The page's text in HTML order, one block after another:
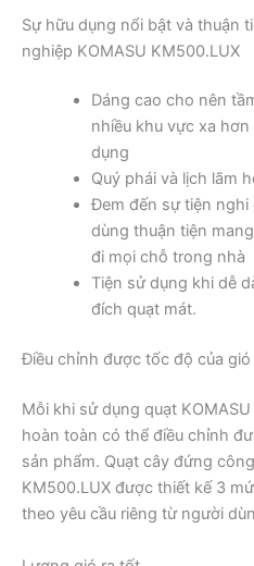
Sự hữu dụng nổi bật và thuận
nghiệp KOMASU KM500.LUX
Dáng cao cho nên
nhiều khu vực xa
dụng
Quý phái và lịch lãm
Đem đến sự tiện
dùng thuận tiện
đi mọi chỗ trong nhà
Tiện sử dụng khi dễ
đích quạt mát.
Điều chỉnh được tốc độ của gió
Mỗi khi sử dụng quạt
hoàn toàn có thể điều chỉnh
sản phẩm. Quạt cây đứng
KM500.LUX được thiết kế 3
theo yêu cầu riêng từ người